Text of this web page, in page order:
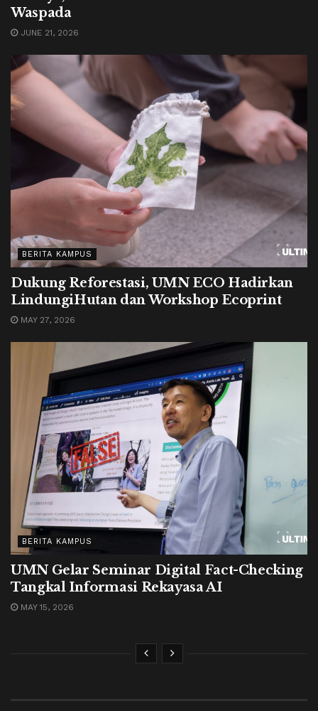
Waspada
JUNE 21, 2026
BERITA KAMPUS
Dukung Reforestasi, UMN ECO Hadirkan
LindungiHutan dan Workshop Ecoprint
MAY 27, 2026
BERITA KAMPUS
UMN Gelar Seminar Digital Fact-Checking
Tangkal Informasi Rekayasa AI
MAY 15, 2026